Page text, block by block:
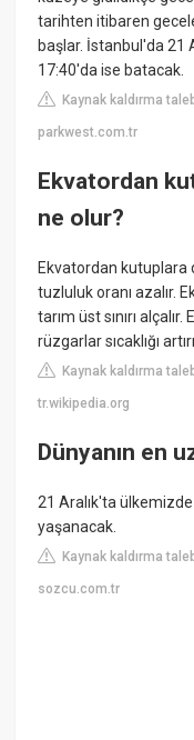
tarihten itibaren
başlar. İstanbul'da 21
17:40'da ise batacak.
Kaynak kaldırma
parkwest.com.tr
Ekvatordan
ne olur?
Ekvatordan kutuplara
tuzluluk oranı azalır.
tarım üst sınırı
rüzgarlar sıcaklığı
Kaynak kaldırma
tr.wikipedia.org
Dünyanın en
21 Aralık'ta
yaşanacak.
Kaynak kaldırma
sozcu.com.tr